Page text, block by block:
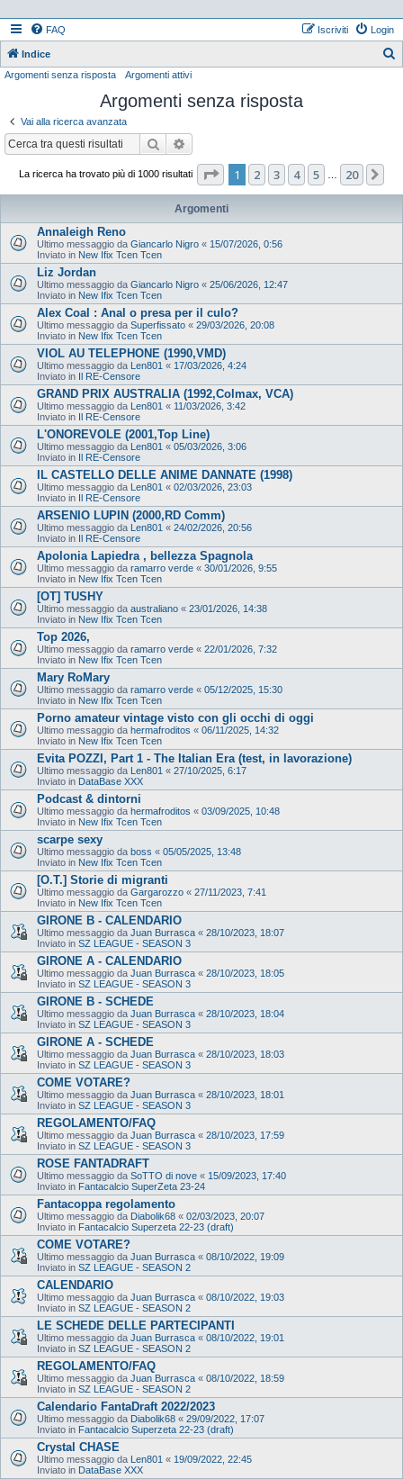
FAQ Login
Iscriviti
Indice
Argomenti senza risposta Argomenti attivi
Argomenti senza risposta
Vai alla ricerca avanzata
Cerca
La ricerca ha trovato più di 1000 risultati Pagina di 20
1 2 3 4 5 20
Argomenti
Annaleigh Reno
Ultimo messaggio da Giancarlo Nigro « 15/07/2026, 0:56
Inviato in New Ifix Tcen Tcen
Liz Jordan
Ultimo messaggio da Giancarlo Nigro « 25/06/2026, 12:47
Inviato in New Ifix Tcen Tcen
Alex Coal : Anal o presa per il culo?
Ultimo messaggio da Superfissato « 29/03/2026, 20:08
Inviato in New Ifix Tcen Tcen
VIOL AU TELEPHONE (1990,VMD)
Ultimo messaggio da Len801 « 17/03/2026, 4:24
Inviato in Il RE-Censore
GRAND PRIX AUSTRALIA (1992,Colmax, VCA)
Ultimo messaggio da Len801 « 11/03/2026, 3:42
Inviato in Il RE-Censore
L'ONOREVOLE (2001,Top Line)
Ultimo messaggio da Len801 « 05/03/2026, 3:06
Inviato in Il RE-Censore
IL CASTELLO DELLE ANIME DANNATE (1998)
Ultimo messaggio da Len801 « 02/03/2026, 23:03
Inviato in Il RE-Censore
ARSENIO LUPIN (2000,RD Comm)
Ultimo messaggio da Len801 « 24/02/2026, 20:56
Inviato in Il RE-Censore
Apolonia Lapiedra , bellezza Spagnola
Ultimo messaggio da ramarro verde « 30/01/2026, 9:55
Inviato in New Ifix Tcen Tcen
[OT] TUSHY
Ultimo messaggio da australiano « 23/01/2026, 14:38
Inviato in New Ifix Tcen Tcen
Top 2026,
Ultimo messaggio da ramarro verde « 22/01/2026, 7:32
Inviato in New Ifix Tcen Tcen
Mary RoMary
Ultimo messaggio da ramarro verde « 05/12/2025, 15:30
Inviato in New Ifix Tcen Tcen
Porno amateur vintage visto con gli occhi di oggi
Ultimo messaggio da hermafroditos « 06/11/2025, 14:32
Inviato in New Ifix Tcen Tcen
Evita POZZI, Part 1 - The Italian Era (test, in lavorazione)
Ultimo messaggio da Len801 « 27/10/2025, 6:17
Inviato in DataBase XXX
Podcast & dintorni
Ultimo messaggio da hermafroditos « 03/09/2025, 10:48
Inviato in New Ifix Tcen Tcen
scarpe sexy
Ultimo messaggio da boss « 05/05/2025, 13:48
Inviato in New Ifix Tcen Tcen
[O.T.] Storie di migranti
Ultimo messaggio da Gargarozzo « 27/11/2023, 7:41
Inviato in New Ifix Tcen Tcen
GIRONE B - CALENDARIO
Ultimo messaggio da Juan Burrasca « 28/10/2023, 18:07
Inviato in SZ LEAGUE - SEASON 3
GIRONE A - CALENDARIO
Ultimo messaggio da Juan Burrasca « 28/10/2023, 18:05
Inviato in SZ LEAGUE - SEASON 3
GIRONE B - SCHEDE
Ultimo messaggio da Juan Burrasca « 28/10/2023, 18:04
Inviato in SZ LEAGUE - SEASON 3
GIRONE A - SCHEDE
Ultimo messaggio da Juan Burrasca « 28/10/2023, 18:03
Inviato in SZ LEAGUE - SEASON 3
COME VOTARE?
Ultimo messaggio da Juan Burrasca « 28/10/2023, 18:01
Inviato in SZ LEAGUE - SEASON 3
REGOLAMENTO/FAQ
Ultimo messaggio da Juan Burrasca « 28/10/2023, 17:59
Inviato in SZ LEAGUE - SEASON 3
ROSE FANTADRAFT
Ultimo messaggio da SoTTO di nove « 15/09/2023, 17:40
Inviato in Fantacalcio SuperZeta 23-24
Fantacoppa regolamento
Ultimo messaggio da Diabolik68 « 02/03/2023, 20:07
Inviato in Fantacalcio Superzeta 22-23 (draft)
COME VOTARE?
Ultimo messaggio da Juan Burrasca « 08/10/2022, 19:09
Inviato in SZ LEAGUE - SEASON 2
CALENDARIO
Ultimo messaggio da Juan Burrasca « 08/10/2022, 19:03
Inviato in SZ LEAGUE - SEASON 2
LE SCHEDE DELLE PARTECIPANTI
Ultimo messaggio da Juan Burrasca « 08/10/2022, 19:01
Inviato in SZ LEAGUE - SEASON 2
REGOLAMENTO/FAQ
Ultimo messaggio da Juan Burrasca « 08/10/2022, 18:59
Inviato in SZ LEAGUE - SEASON 2
Calendario FantaDraft 2022/2023
Ultimo messaggio da Diabolik68 « 29/09/2022, 17:07
Inviato in Fantacalcio Superzeta 22-23 (draft)
Crystal CHASE
Ultimo messaggio da Len801 « 19/09/2022, 22:45
Inviato in DataBase XXX